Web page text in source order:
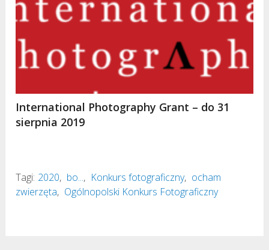
International Photography Grant – do 31
sierpnia 2019
Tagi: 2020, bo..., Konkurs fotograficzny, ocham
zwierzęta, Ogólnopolski Konkurs Fotograficzny